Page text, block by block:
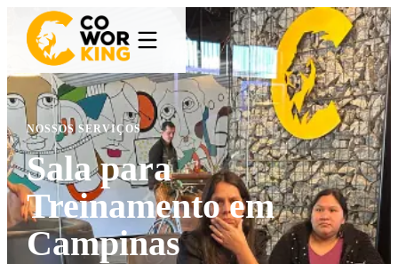
NOSSOS SERVIÇOS
Sala para
Treinamento em
Campinas